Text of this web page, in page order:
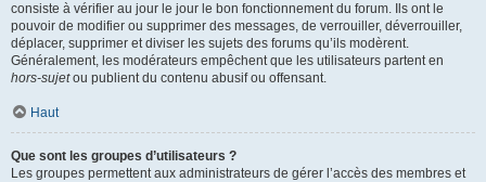
consiste à vérifier au jour le jour le bon fonctionnement du forum. Ils ont le
pouvoir de modifier ou supprimer des messages, de verrouiller, déverrouiller,
déplacer, supprimer et diviser les sujets des forums qu’ils modèrent.
Généralement, les modérateurs empêchent que les utilisateurs partent en
hors-sujetou publient du contenu abusif ou offensant.
Haut
Que sont les groupes d’utilisateurs ?
Les groupes permettent aux administrateurs de gérer l’accès des membres et